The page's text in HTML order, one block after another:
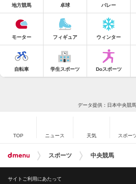
地方競馬 卓球 バレー
モーター フィギュア ウィンター
自転車 学生スポーツ Doスポーツ
データ提供：日本中央競
TOP ニュース 天気 スポー
スポーツ 中央競馬
サイトご利用にあたって